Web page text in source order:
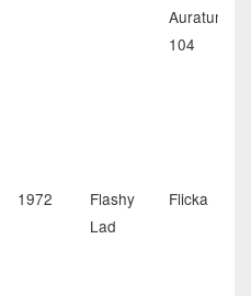
Auratum
104
1972
Flashy
Lad
Flicka